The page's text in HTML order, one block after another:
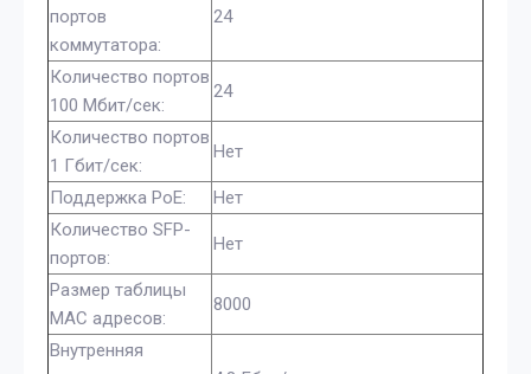
портов
коммутатора:
24
Количество портов
100 Мбит/сек:
24
Количество портов
1 Гбит/сек:
Нет
Поддержка PoE:
Нет
Количество SFP-
портов:
Нет
Размер таблицы
МАС адресов:
8000
Внутренняя